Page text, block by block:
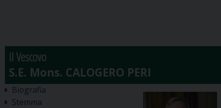
Il Vescovo
Biografia
Stemma